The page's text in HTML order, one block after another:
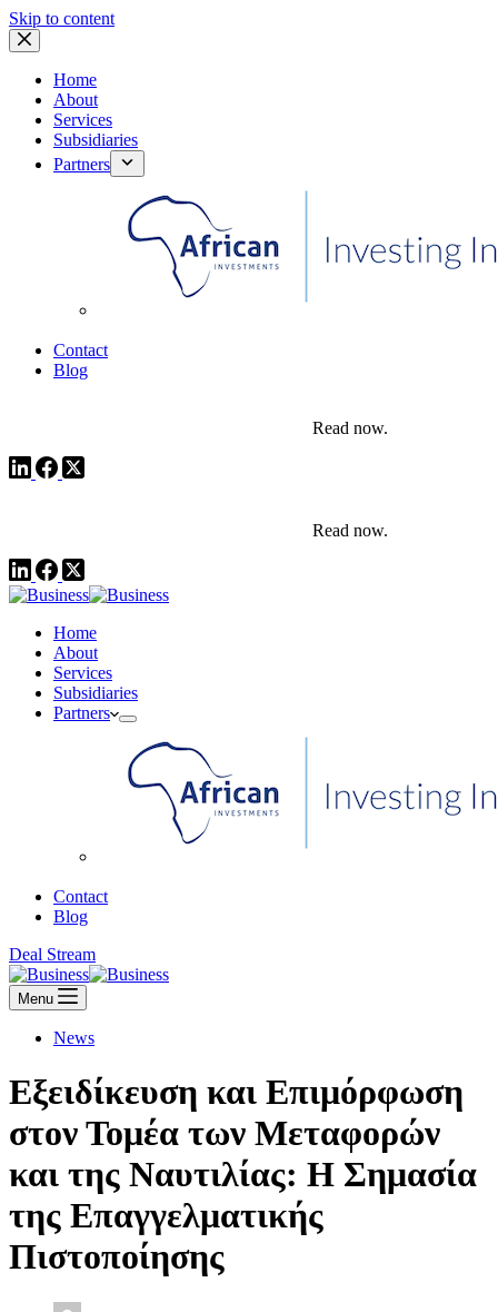
Skip to content
Home
About
Services
Subsidiaries
Partners
Contact
Blog
Read now.
Read now.
Home
About
Services
Subsidiaries
Partners
Contact
Blog
Deal Stream
Menu
News
Εξειδίκευση και Επιμόρφωση
στον Τομέα των Μεταφορών
και της Ναυτιλίας: Η Σημασία
της Επαγγελματικής
Πιστοποίησης